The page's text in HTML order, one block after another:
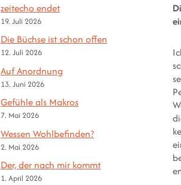
zeitecho endet
19. Juli 2026
Die Büchse ist schon offen
12. Juli 2026
Auf Anordnung
13. Juni 2026
Gefühle als Makros
7. Mai 2026
Wessen Wohlbefinden?
2. Mai 2026
Der, der nach mir kommt
1. April 2026